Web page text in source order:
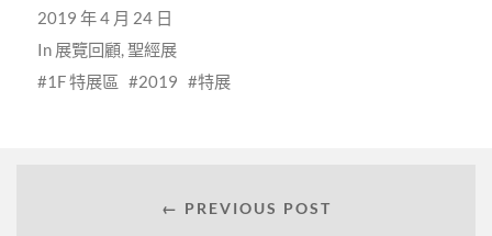
2019 年 4 月 24 日
In 展覽回顧,聖經展
1F 特展區
2019 特展
← PREVIOUS POST